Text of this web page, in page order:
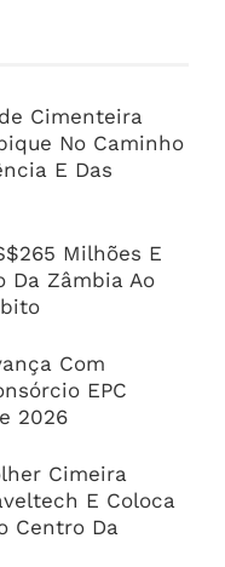
Cimenteira
No Caminho
E Das
Milhões E
Da Zâmbia Ao
Com
EPC
2026
Cimeira
E Coloca
Centro Da